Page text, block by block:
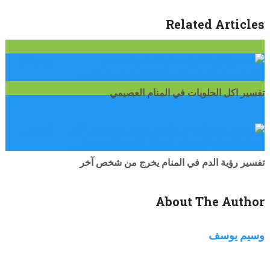
Related Articles
تفسير اكل الحلويات في المنام العصيمي
تفسير رؤية الدم في المنام يخرج من شخص آخر
About The Author
وسيم يوسف